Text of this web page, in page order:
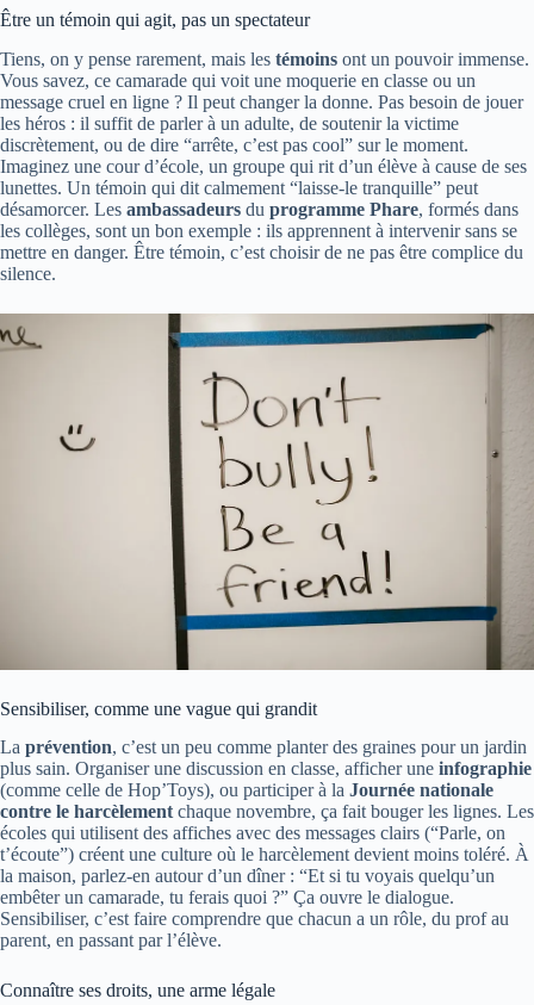
Être un témoin qui agit, pas un spectateur
Tiens, on y pense rarement, mais les témoins ont un pouvoir immense.
Vous savez, ce camarade qui voit une moquerie en classe ou un
message cruel en ligne ? Il peut changer la donne. Pas besoin de jouer
les héros : il suffit de parler à un adulte, de soutenir la victime
discrètement, ou de dire “arrête, c’est pas cool” sur le moment.
Imaginez une cour d’école, un groupe qui rit d’un élève à cause de ses
lunettes. Un témoin qui dit calmement “laisse-le tranquille” peut
désamorcer. Les ambassadeurs du programme Phare, formés dans
les collèges, sont un bon exemple : ils apprennent à intervenir sans se
mettre en danger. Être témoin, c’est choisir de ne pas être complice du
silence.
Sensibiliser, comme une vague qui grandit
La prévention, c’est un peu comme planter des graines pour un jardin
plus sain. Organiser une discussion en classe, afficher une infographie
(comme celle de Hop’Toys), ou participer à la Journée nationale
contre le harcèlementchaque novembre, ça fait bouger les lignes. Les
écoles qui utilisent des affiches avec des messages clairs (“Parle, on
t’écoute”) créent une culture où le harcèlement devient moins toléré. À
la maison, parlez-en autour d’un dîner : “Et si tu voyais quelqu’un
embêter un camarade, tu ferais quoi ?” Ça ouvre le dialogue.
Sensibiliser, c’est faire comprendre que chacun a un rôle, du prof au
parent, en passant par l’élève.
Connaître ses droits, une arme légale